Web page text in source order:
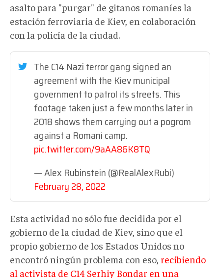
asalto para "purgar" de gitanos romaníes la
estación ferroviaria de Kiev, en colaboración
con la policía de la ciudad.
The C14 Nazi terror gang signed an
agreement with the Kiev municipal
government to patrol its streets. This
footage taken just a few months later in
2018 shows them carrying out a pogrom
against a Romani camp.
pic.twitter.com/9aAA86K8TQ
— Alex Rubinstein (@RealAlexRubi)
February 28, 2022
Esta actividad no sólo fue decidida por el
gobierno de la ciudad de Kiev, sino que el
propio gobierno de los Estados Unidos no
encontró ningún problema con eso, recibiendo
al activista de C14 Serhiy Bondar en una